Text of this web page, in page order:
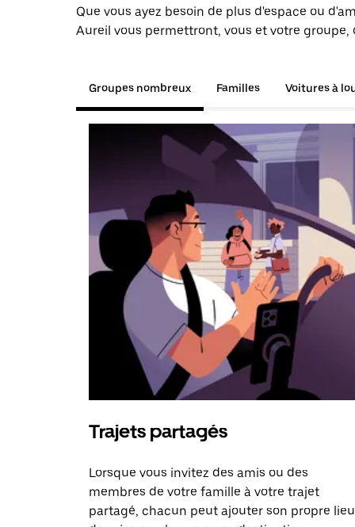
Que vous ayez besoin de plus d'espace ou
Aureil vous permettront, vous et votre groupe,
Groupes nombreux Familles Voitures à
Trajets partagés
Lorsque vous invitez des amis ou des
membres de votre famille à votre trajet
partagé, chacun peut ajouter son propre lieu